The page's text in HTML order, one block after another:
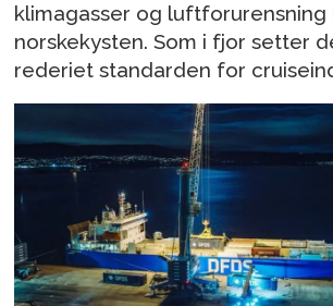
klimagasser og luftforurensning
norskekysten. Som i fjor setter
rederiet standarden for